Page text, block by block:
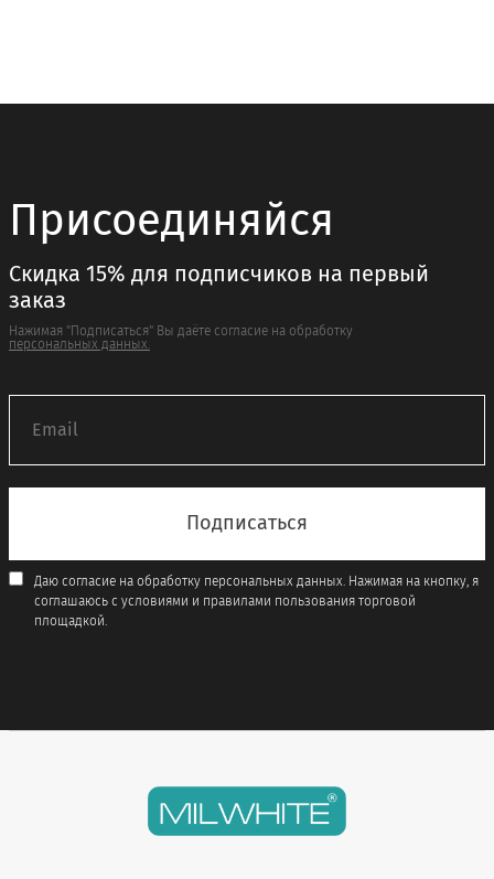
странице
Присоединяйся
Скидка 15% для подписчиков на первый
заказ
Нажимая "Подписаться" Вы даёте согласие на обработку
персональных данных.
Даю согласие на обработку персональных данных. Нажимая на кнопку, я
соглашаюсь с условиями и правилами пользования торговой
площадкой.